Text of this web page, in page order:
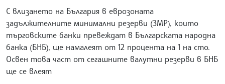
С влизането на България в еврозоната
задължителните минимални резерви (ЗМР), които
търговските банки превеждат в Българската народна
банка (БНБ), ще намалеят от 12 процента на 1 на сто.
Освен това част от сегашните валутни резерви в БНБ
ще се влеят